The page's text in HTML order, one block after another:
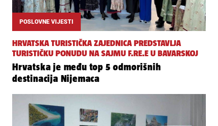
POSLOVNE VIJESTI
HRVATSKA TURISTIČKA ZAJEDNICA PREDSTAVLJA
TURISTIČKU PONUDU NA SAJMU F.RE.E U BAVARSKOJ
Hrvatska je među top 5 odmorišnih
destinacija Nijemaca